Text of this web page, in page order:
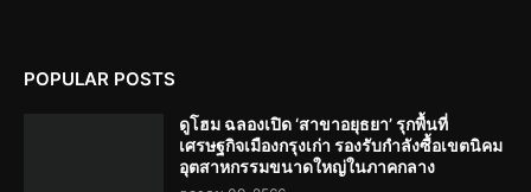
POPULAR POSTS
ดูโฮม ฉลองเปิด ‘สาขาอยุธยา’ รุกพื้นที่
เศรษฐกิจเมืองกรุงเก่า รองรับกำลังซื้อเขตนิคม
อุตสาหกรรมขนาดใหญ่ในภาคกลาง